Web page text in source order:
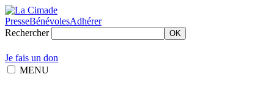
PresseBénévolesAdhérer
Rechercher
OK
Je fais un don
MENU